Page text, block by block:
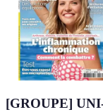
[GROUPE]